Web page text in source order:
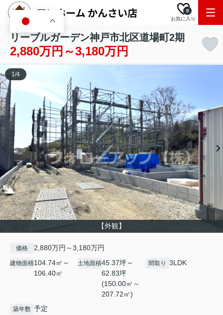
お気に入り
0
リーブルガーデン神戸市北区道場町2期
2,880万円～3,180万円
【外観】
1/4
価格 2,880万円～3,180万円
建物面積104.74㎡～
106.40㎡
土地面積45.37坪～
62.83坪
(150.00㎡～
207.72㎡)
間取り 3LDK
築年数 予定